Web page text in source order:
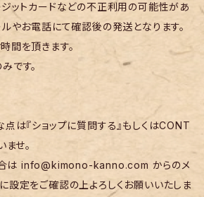
ジットカードなどの不正利用の可能性があ
やお電話にて確認後の発送となります。
間を頂きます。
です。
は『ショップに質問する』もしくはCONT
せ。
はinfo@kimono-kanno.com からのメ
設定をご確認の上よろしくお願いいたしま